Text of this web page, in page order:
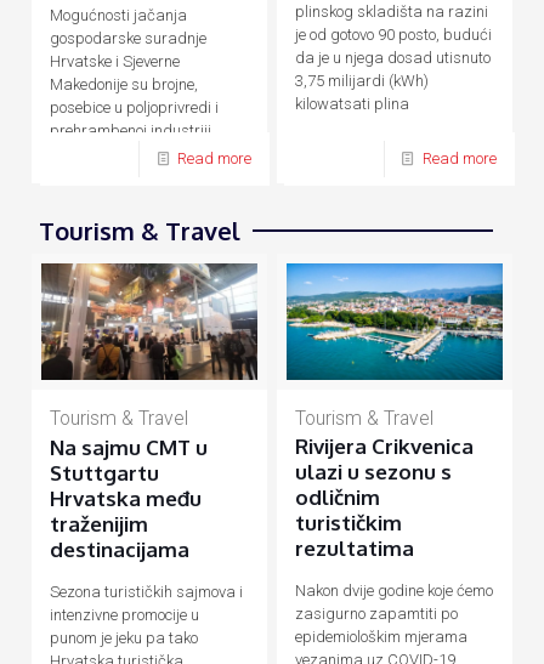
Mogućnosti jačanja
gospodarske suradnje
Hrvatske i Sjeverne
Makedonije su brojne,
posebice u poljoprivredi i
prehrambenoj industriji,
energetici, prometu, turizmu
Read more
plinskog skladišta na razini
je od gotovo 90 posto, budući
da je u njega dosad utisnuto
3,75 milijardi (kWh)
kilowatsati plina
Read more
Tourism & Travel
Tourism & Travel
Na sajmu CMT u
Stuttgartu
Hrvatska među
traženijim
destinacijama
Sezona turističkih sajmova i
intenzivne promocije u
punom je jeku pa tako
Tourism & Travel
Rivijera Crikvenica
ulazi u sezonu s
odličnim
turističkim
rezultatima
Nakon dvije godine koje ćemo
zasigurno zapamtiti po
epidemiološkim mjerama
vezanima uz COVID-19